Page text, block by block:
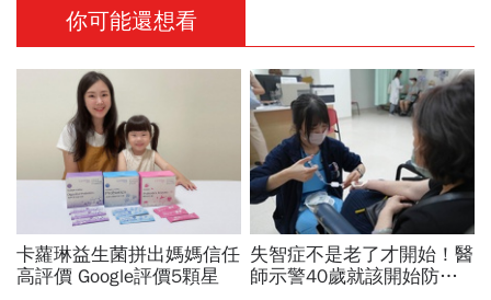
你可能還想看
卡蘿琳益生菌拼出媽媽信任
高評價 Google評價5顆星
失智症不是老了才開始！醫
師示警40歲就該開始防失